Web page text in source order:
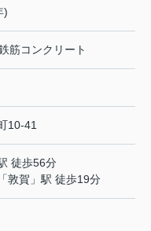
)
筋コンクリート
10-41
徒歩56分
「敦賀 」駅 徒歩19分